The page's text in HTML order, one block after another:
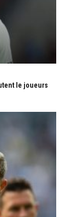
le joueurs